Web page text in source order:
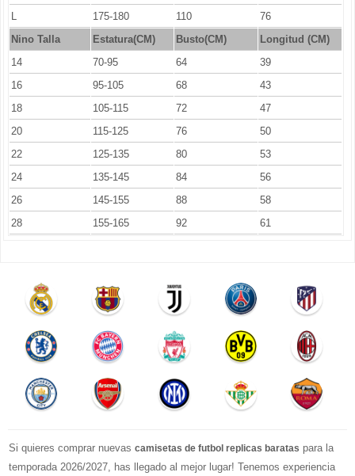
L
175-180 110
76
Nino Talla
Estatura(CM) Busto(CM)
Longitud (CM)
14
70-95 64
39
16
95-105 68
43
18
105-115 72
47
20
115-125 76
50
22
125-135 80
53
24
135-145 84
56
26
145-155 88
58
28
155-165 92 61
Si quieres comprar nuevas camisetas de futbol replicas baratas para la
temporada 2026/2027, has llegado al mejor lugar! Tenemos experiencia